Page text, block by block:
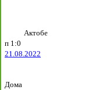
Актобе
п 1:0
21.08.2022
Дома